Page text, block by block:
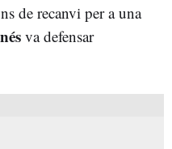
de recanvi per a una
va defensar